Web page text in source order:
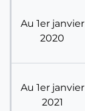
Au 1er janvier
2020
Au 1er janvier
2021